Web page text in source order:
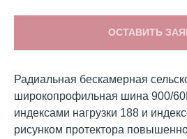
ОСТАВИТЬ
Радиальная бескамерная
широкопрофильная шина 900/
индексами нагрузки 188 и
рисунком протектора